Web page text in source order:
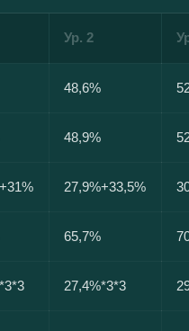
Ур. 2
48,6%
48,9%
27,9%+33,5%
65,7%
27,4%*3*3